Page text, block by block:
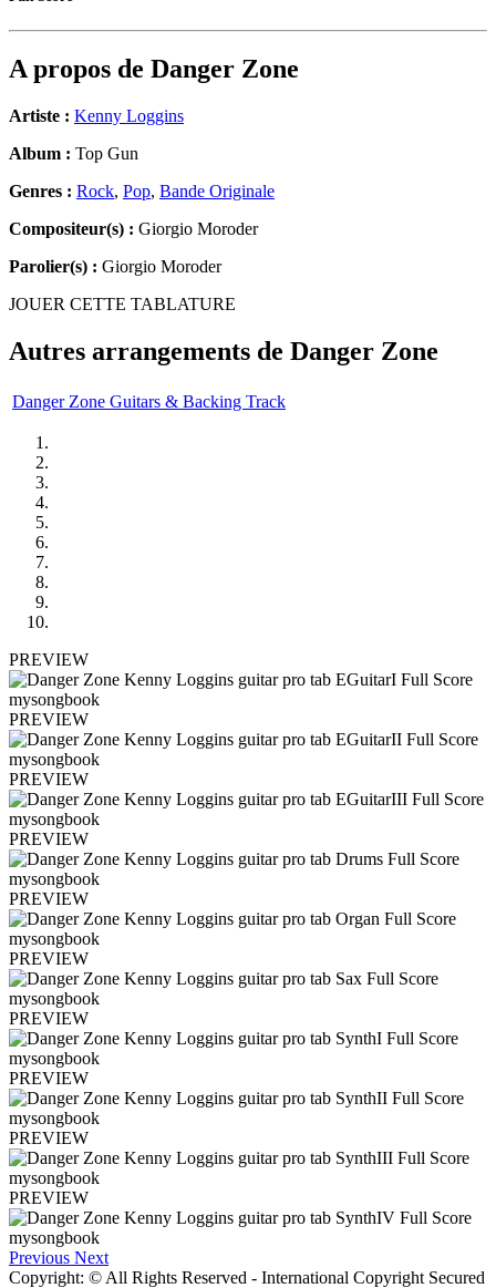
A propos de Danger Zone
Artiste : Kenny Loggins
Album : Top Gun
Genres : Rock, Pop, Bande Originale
Compositeur(s) : Giorgio Moroder
Parolier(s) : Giorgio Moroder
JOUER CETTE TABLATURE
Autres arrangements de Danger Zone
Danger Zone Guitars & Backing Track
PREVIEW
PREVIEW
PREVIEW
PREVIEW
PREVIEW
PREVIEW
PREVIEW
PREVIEW
PREVIEW
PREVIEW
Previous Next
Copyright: © All Rights Reserved - International Copyright Secured